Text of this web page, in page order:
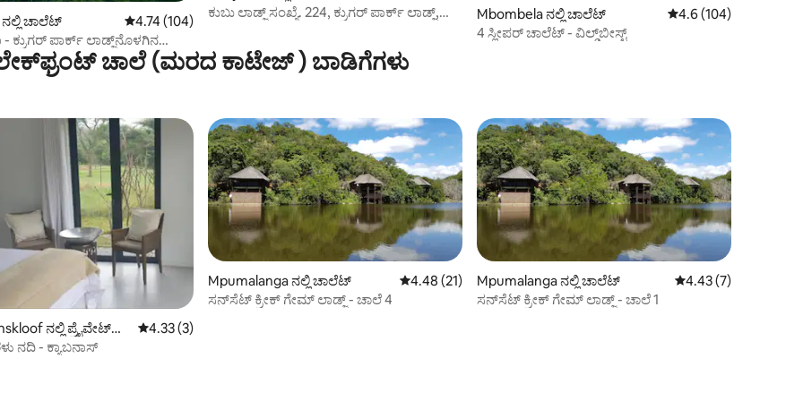
ಚಾಲೆಟ್ 5 ರಲ್ಲಿ 4.74 ಸರಾಸರಿ ರೇಟಿಂಗ್, 104 ವಿಮರ್ಶೆಗಳು
4.74 (104)
- ಕ್ರುಗರ್ ಪಾರ್ಕ್ ಲಾಡ್ಜ್‌ನೊಳಗಿನ
ಕುಬು ಲಾಡ್ಜ್ ಸಂಖ್ಯೆ. 224, ಕ್ರುಗರ್ ಪಾರ್ಕ್ ಲಾಡ್ಜ್,
Mbombela ನಲ್ಲಿ ಚಾಲೆಟ್ 5 ರಲ್ಲಿ 4.6 ಸರಾಸರಿ
4.6 (104)
4 ಸ್ಲೀಪರ್ ಚಾಲೆಟ್ - ವಿಲ್ಡ್‌ಬೀಸ್ಟ್
ಚಾಲೆ (ಮರದ ಕಾಟೇಜ್ ) ಬಾಡಿಗೆಗಳು
21 ವಿಮರ್ಶೆಗಳು
ನಲ್ಲಿ ಪ್ರೈವೇಟ್
5 ರಲ್ಲಿ 4.33 ಸರಾಸರಿ ರೇಟಿಂಗ್, 3 ವಿಮರ್ಶೆಗಳು
4.33 (3)
ನದಿ - ಕ್ಯಾಬನಾಸ್
Mpumalanga ನಲ್ಲಿ ಚಾಲೆಟ್ 5 ರಲ್ಲಿ 4.48 ಸರಾಸರಿ ರೇಟಿಂಗ್, 21 ವಿಮರ್ಶೆಗಳು
4.48 (21)
ಸನ್‌ಸೆಟ್ ಕ್ರೀಕ್ ಗೇಮ್ ಲಾಡ್ಜ್ - ಚಾಲೆ 4
Mpumalanga ನಲ್ಲಿ ಚಾಲೆಟ್ 5 ರಲ್ಲಿ 4.43 ಸರಾಸರಿ
4.43 (7)
ಸನ್‌ಸೆಟ್ ಕ್ರೀಕ್ ಗೇಮ್ ಲಾಡ್ಜ್ - ಚಾಲೆ 1